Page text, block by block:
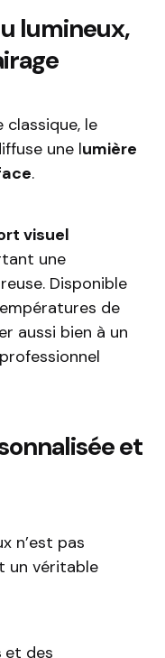
lumineux,
le
une lumière
.
visuel
une
Disponible
de
aussi bien à un
et
n’est pas
un véritable
et des